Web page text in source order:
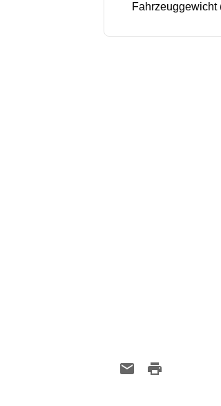
Fahrzeuggewicht